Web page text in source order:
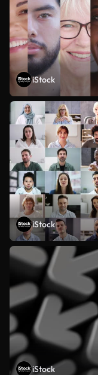
iStock
iStock
iStock